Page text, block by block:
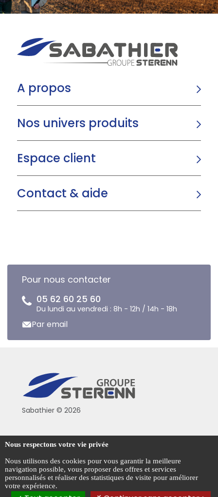
A propos
Nos univers produits
Espace client
Contact & aide
Pour nous contacter
05 62 60 25 60
Du lundi au vendredi : 8h - 12h / 14h - 18h
Par email
Sabathier © 2026
Politique de confidentialité
Conditions générales de vente
Mentions légales
Gestion des cookies
Nous respectons votre vie privée
Nous utilisons des cookies pour vous garantir la meilleure
navigation possible, vous proposer des offres et services
personnalisés et réaliser des statistiques de visite pour améliorer
votre expérience.